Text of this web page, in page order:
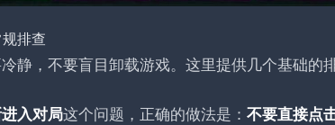
排查
静，不要盲目卸载游戏。这里提供几个基础的
入对局这个问题，正确的做法是： 不要直接点